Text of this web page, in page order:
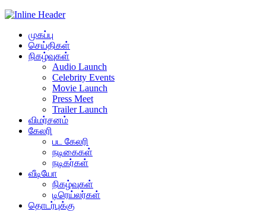
முகப்பு
செய்திகள்
நிகழ்வுகள்
Audio Launch
Celebrity Events
Movie Launch
Press Meet
Trailer Launch
விமர்சனம்
கேலரி
பட கேலரி
நடிகைகள்
நடிகர்கள்
வீடியோ
நிகழ்வுகள்
டிரெய்லர்கள்
தொடர்புக்கு